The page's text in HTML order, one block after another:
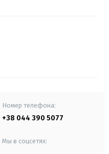
Номер телефона:
+38 044 390 5077
Мы в соцсетях: